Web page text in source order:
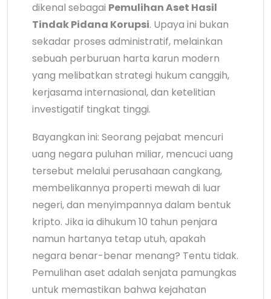
dikenal sebagai Pemulihan Aset Hasil
Tindak Pidana Korupsi. Upaya ini bukan
sekadar proses administratif, melainkan
sebuah perburuan harta karun modern
yang melibatkan strategi hukum canggih,
kerjasama internasional, dan ketelitian
investigatif tingkat tinggi.
Bayangkan ini: Seorang pejabat mencuri
uang negara puluhan miliar, mencuci uang
tersebut melalui perusahaan cangkang,
membelikannya properti mewah di luar
negeri, dan menyimpannya dalam bentuk
kripto. Jika ia dihukum 10 tahun penjara
namun hartanya tetap utuh, apakah
negara benar-benar menang? Tentu tidak.
Pemulihan aset adalah senjata pamungkas
untuk memastikan bahwa kejahatan